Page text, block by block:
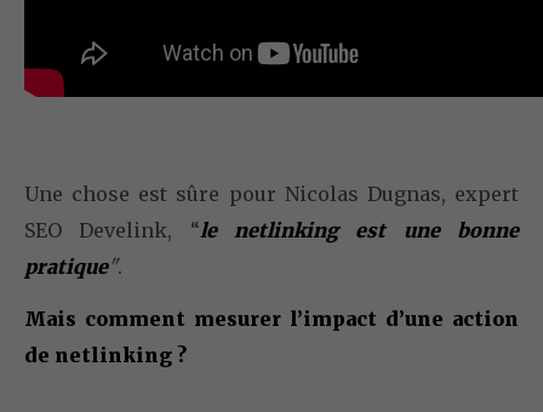
Une chose est sûre pour Nicolas Dugnas, expert
SEO Develink, “le netlinking est une bonne
pratique".
Mais comment mesurer l’impact d’une action
de netlinking ?